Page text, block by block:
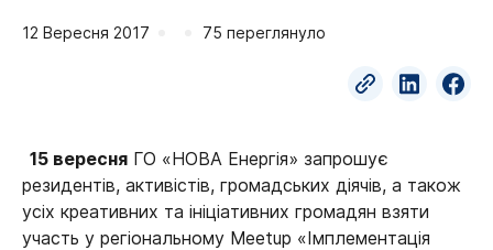
12 Вересня 2017 75 переглянуло
15 вересня ГО «НОВА Енергія» запрошує
резидентів, активістів, громадських діячів, а також
усіх креативних та ініціативних громадян взяти
участь у регіональному Meetup «Імплементація